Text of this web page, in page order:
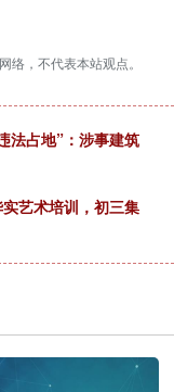
络，不代表本站观点。
法占地”：涉事建筑
艺术培训，初三集